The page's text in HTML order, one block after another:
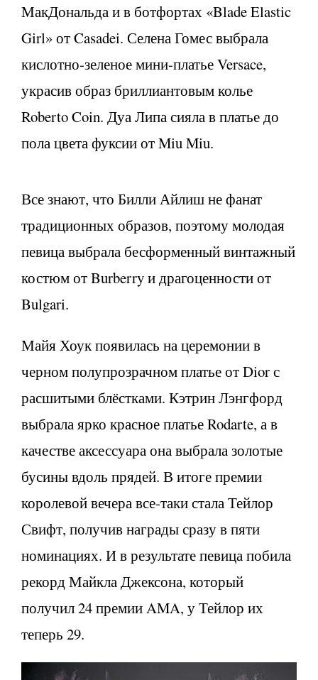
МакДональда и в ботфортах «Blade Elastic
Girl» от Casadei. Селена Гомес выбрала
кислотно-зеленое мини-платье Versace,
украсив образ бриллиантовым колье
Roberto Coin. Дуа Липа сияла в платье до
пола цвета фуксии от Miu Miu.
Все знают, что Билли Айлиш не фанат
традиционных образов, поэтому молодая
певица выбрала бесформенный винтажный
костюм от Burberry и драгоценности от
Bulgari.
Майя Хоук появилась на церемонии в
черном полупрозрачном платье от Dior с
расшитыми блёстками. Кэтрин Лэнгфорд
выбрала ярко красное платье Rodarte, а в
качестве аксессуара она выбрала золотые
бусины вдоль прядей. В итоге премии
королевой вечера все-таки стала Тейлор
Свифт, получив награды сразу в пяти
номинациях. И в результате певица побила
рекорд Майкла Джексона, который
получил 24 премии AMA, у Тейлор их
теперь 29.